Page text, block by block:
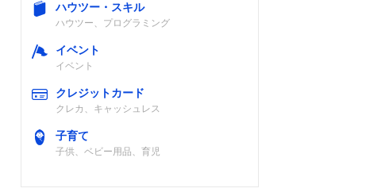
ハウツー・スキル
ハウツー、プログラミング
イベント
イベント
クレジットカード
クレカ、キャッシュレス
子育て
子供、ベビー用品、育児